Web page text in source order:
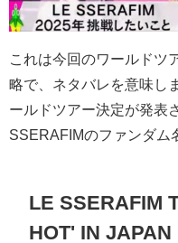
これは今回のワールドツ
略で、ネタバレを意味し
ールドツアー決定が発表
SSERAFIMのファンダム
LE SSERAFIM
HOT' IN JAPAN